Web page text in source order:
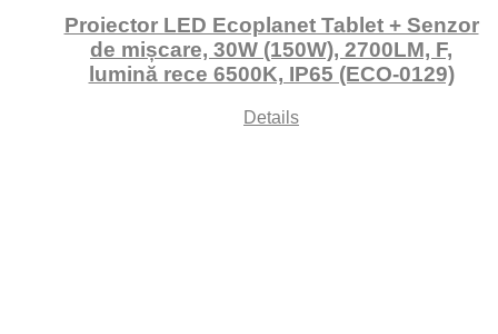
Proiector LED Ecoplanet Tablet + Senzor
de mișcare, 30W (150W), 2700LM, F,
lumină rece 6500K, IP65 (ECO-0129)
Details